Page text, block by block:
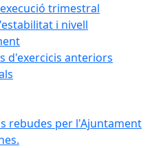
trimestral
i nivell
d'exercicis anteriors
rebudes per l'Ajuntament